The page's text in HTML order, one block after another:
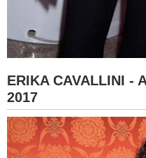
ERIKA CAVALLINI -
2017